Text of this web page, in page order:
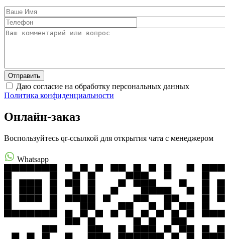
Даю согласие на обработку персональных данных
Политика конфиденциальности
Онлайн-заказ
Воспользуйтесь qr-ссылкой для открытия чата с менеджером
Whatsapp